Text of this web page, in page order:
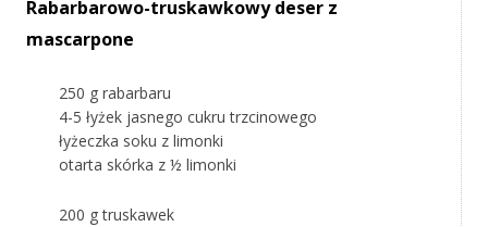
Rabarbarowo-truskawkowy deser z
mascarpone
250 g rabarbaru
4-5 łyżek jasnego cukru trzcinowego
łyżeczka soku z limonki
otarta skórka z ½ limonki
200 g truskawek